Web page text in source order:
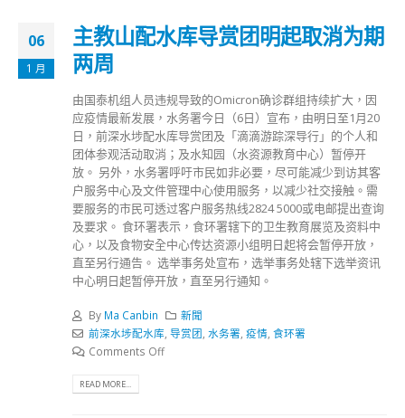
06
1 月
主教山配水库导赏团明起取消为期
两周
由国泰机组人员违规导致的Omicron确诊群组持续扩大，因
应疫情最新发展，水务署今日（6日）宣布，由明日至1月20
日，前深水埗配水库导赏团及「滴滴游踪深导行」的个人和
团体参观活动取消；及水知园（水资源教育中心）暂停开
放。 另外，水务署呼吁市民如非必要，尽可能减少到访其客
户服务中心及文件管理中心使用服务，以减少社交接触。需
要服务的市民可透过客户服务热线2824 5000或电邮提出查询
及要求。 食环署表示，食环署辖下的卫生教育展览及资料中
心，以及食物安全中心传达资源小组明日起将会暂停开放，
直至另行通告。 选举事务处宣布，选举事务处辖下选举资讯
中心明日起暂停开放，直至另行通知。
By Ma Canbin
新聞
前深水埗配水库, 导赏团 水务署 疫情, 食环署
Comments Off
READ MORE...